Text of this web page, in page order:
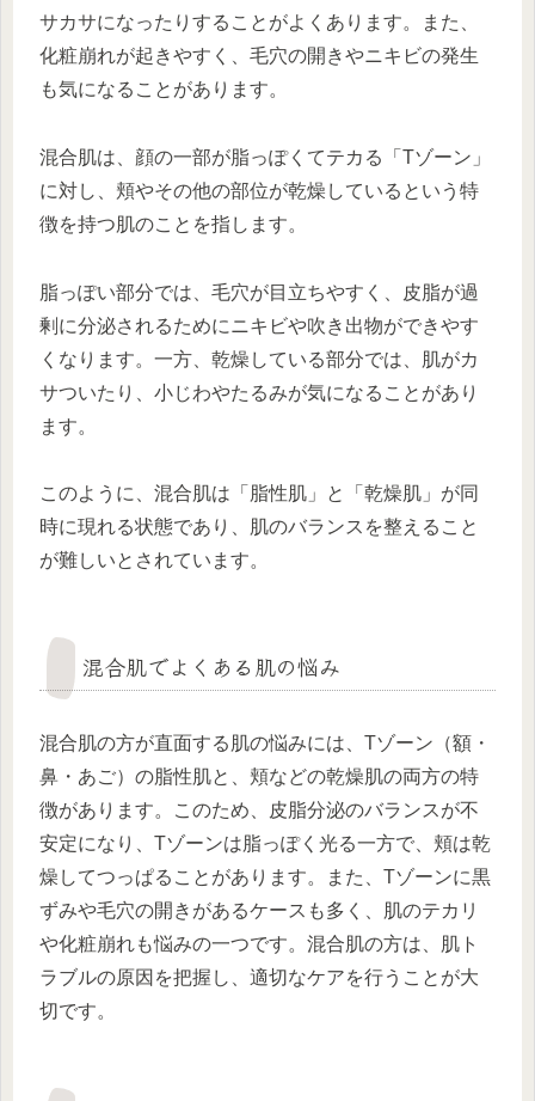
サカサになったりすることがよくあります。また、
化粧崩れが起きやすく、毛穴の開きやニキビの発生
も気になることがあります。
混合肌は、顔の一部が脂っぽくてテカる「Tゾーン」
に対し、頬やその他の部位が乾燥しているという特
徴を持つ肌のことを指します。
脂っぽい部分では、毛穴が目立ちやすく、皮脂が過
剰に分泌されるためにニキビや吹き出物ができやす
くなります。一方、乾燥している部分では、肌がカ
サついたり、小じわやたるみが気になることがあり
ます。
このように、混合肌は「脂性肌」と「乾燥肌」が同
時に現れる状態であり、肌のバランスを整えること
が難しいとされています。
混合肌でよくある肌の悩み
混合肌の方が直面する肌の悩みには、Tゾーン（額・
鼻・あご）の脂性肌と、頬などの乾燥肌の両方の特
徴があります。このため、皮脂分泌のバランスが不
安定になり、Tゾーンは脂っぽく光る一方で、頬は乾
燥してつっぱることがあります。また、Tゾーンに黒
ずみや毛穴の開きがあるケースも多く、肌のテカリ
や化粧崩れも悩みの一つです。混合肌の方は、肌ト
ラブルの原因を把握し、適切なケアを行うことが大
切です。